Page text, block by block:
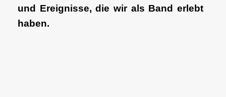
und Ereignisse, die wir als Band erlebt
haben.